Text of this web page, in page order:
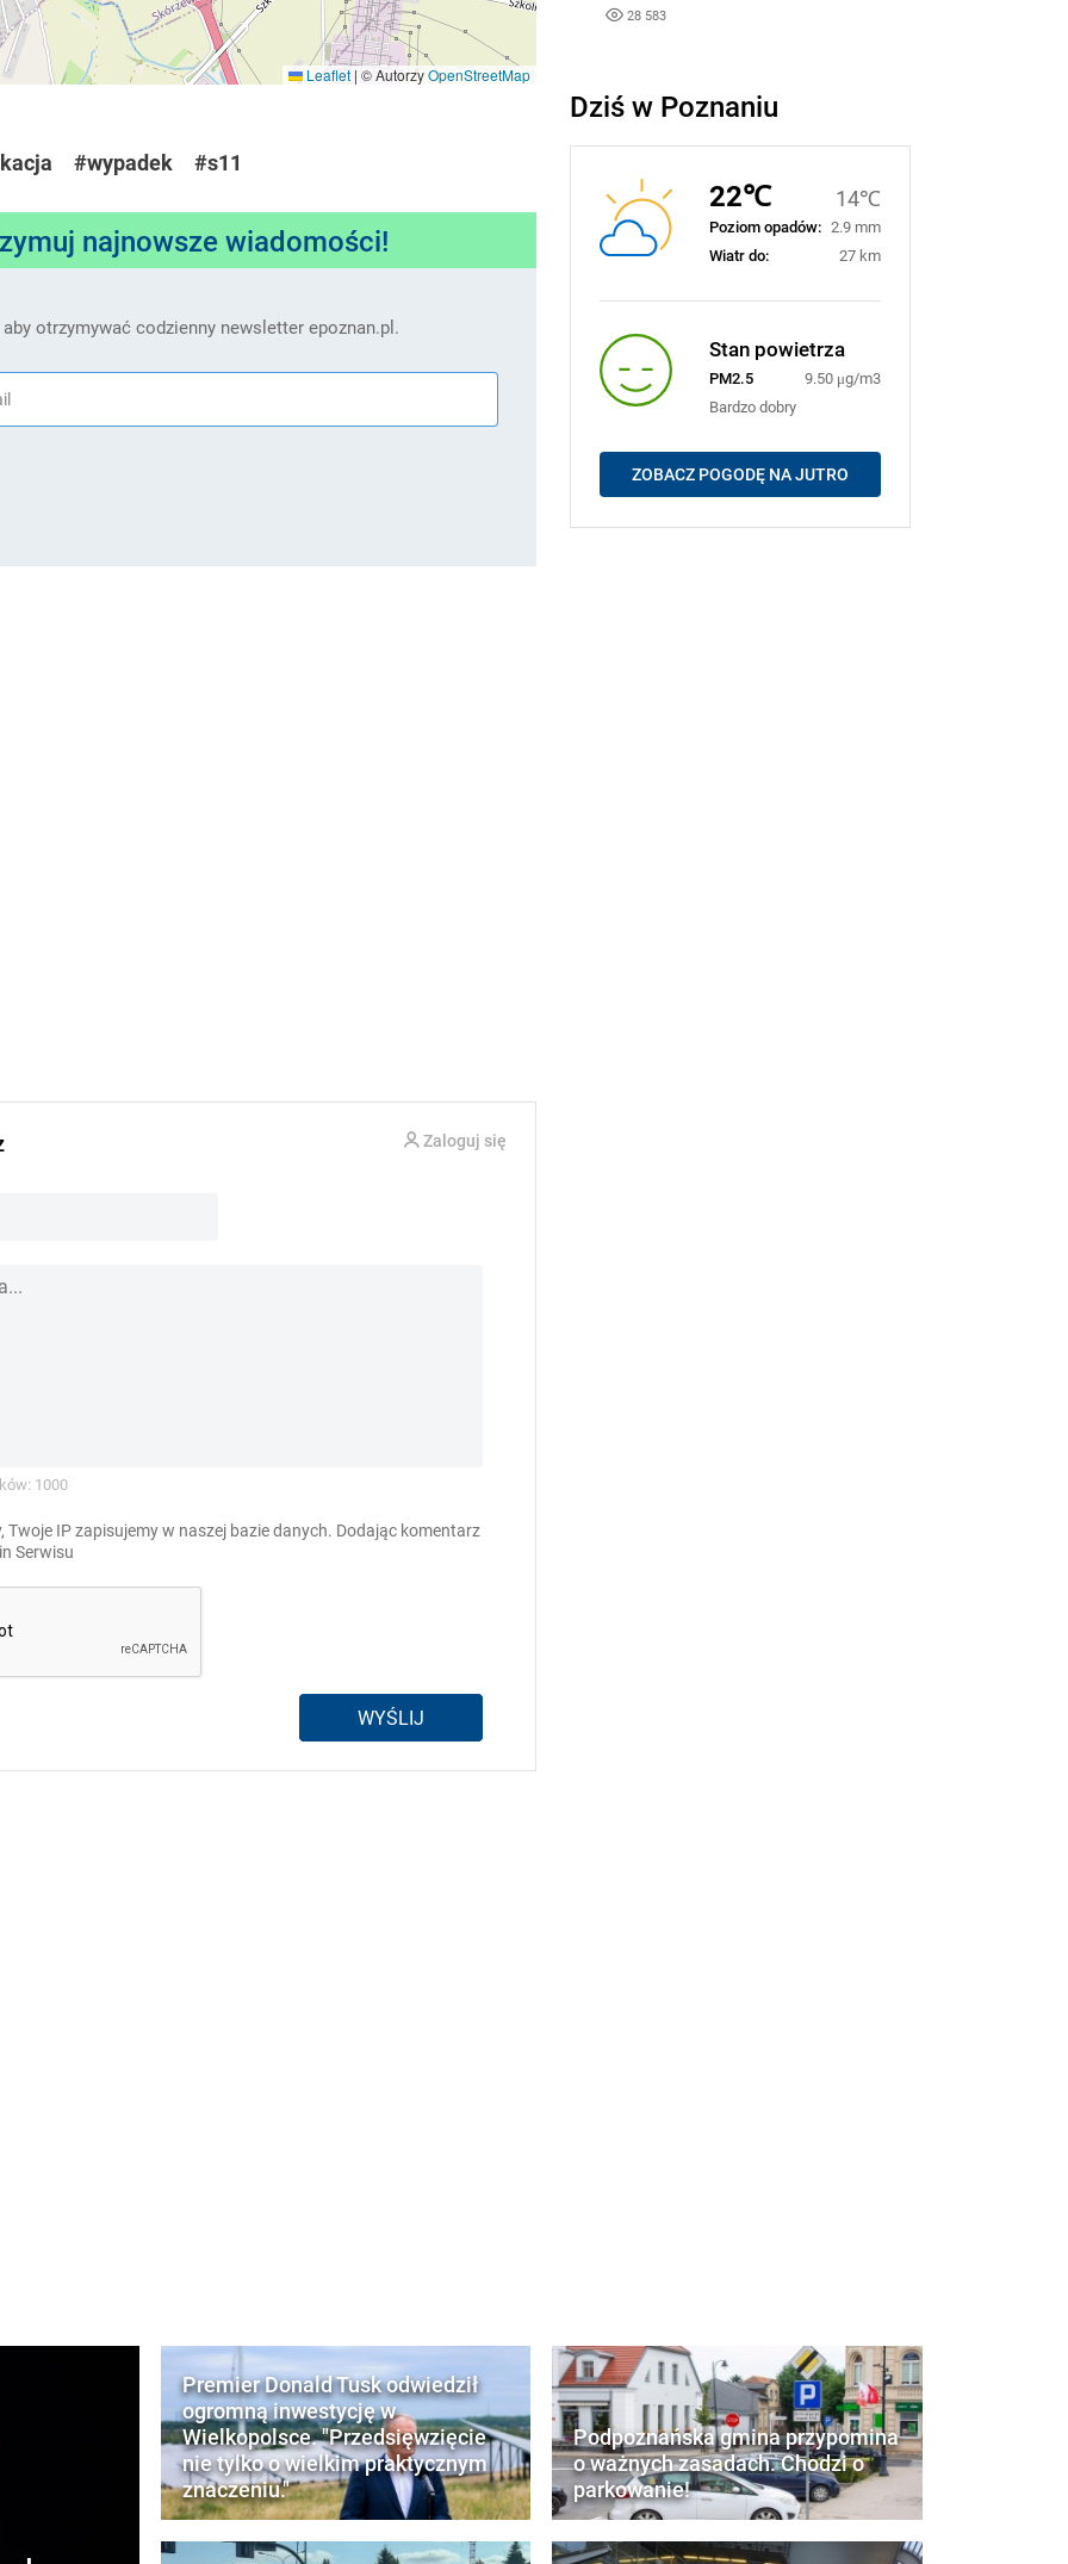
Leaflet | © AutorzyOpenStreetMap
#wypadek #s11
najnowsze wiadomości!
otrzymywać codzienny newsletter epoznan.pl.
Zaloguj się
1000
Twoje IP zapisujemy w naszej bazie danych. Dodając komentarz
Serwisu
WYŚLIJ
28 583
Dziś w Poznaniu
22℃ 14℃
Poziom opadów: 2.9 mm
Wiatr do:
27 km
Stan powietrza
PM2.5
9.50 μg/m3
Bardzo dobry
ZOBACZ POGODĘ NA JUTRO
Premier Donald Tusk odwiedził
ogromną inwestycję w
Wielkopolsce. "Przedsięwzięcie
nie tylko o wielkim praktycznym
znaczeniu."
Podpoznańska gmina przypomina
o ważnych zasadach. Chodzi o
parkowanie!